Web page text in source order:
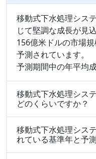
移動式下水処理シス
じて堅調な成長が見
156億米ドルの市場
予測されています。
予測期間中の年平均
移動式下水処理シス
どのくらいですか？
移動式下水処理シス
れている基準年と予